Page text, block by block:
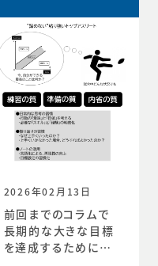
ズ公式HP） http
s://blackrams-to
kyo.com/news/in
formation/2025-2
026/20260525a.h
tml
中、諦めずに粘り
強い選手は何を
考えているの
か？…
2026年02月13日
前回までのコラムで
長期的な大きな目標
を達成するためにCS